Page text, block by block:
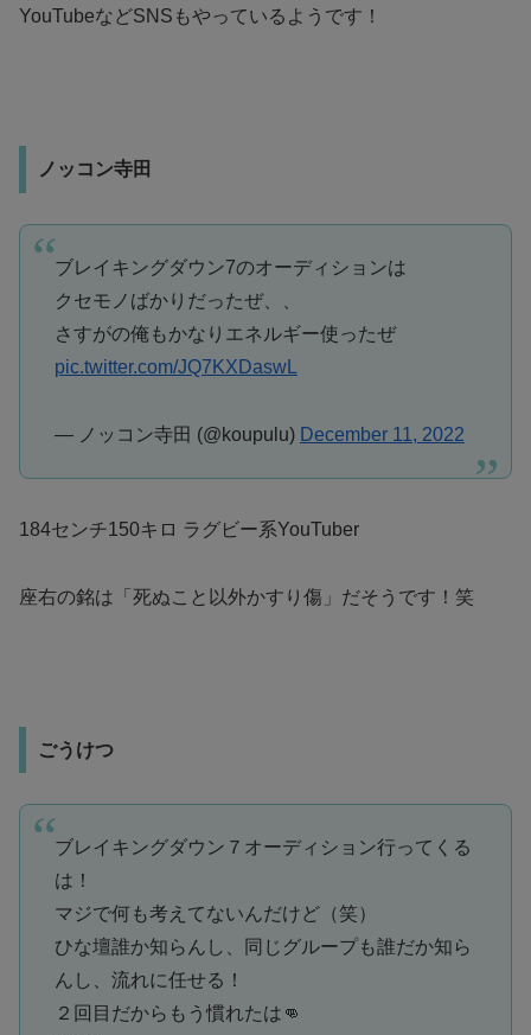
YouTubeなどSNSもやっているようです！
ノッコン寺田
ブレイキングダウン7のオーディションは
クセモノばかりだったぜ、、
さすがの俺もかなりエネルギー使ったぜ
pic.twitter.com/JQ7KXDaswL
— ノッコン寺田 (@koupulu) December 11, 2022
184センチ150キロ ラグビー系YouTuber
座右の銘は「死ぬこと以外かすり傷」だそうです！笑
ごうけつ
ブレイキングダウン７オーディション行ってくる
は！
マジで何も考えてないんだけど（笑）
ひな壇誰か知らんし、同じグループも誰だか知ら
んし、流れに任せる！
２回目だからもう慣れたは👊